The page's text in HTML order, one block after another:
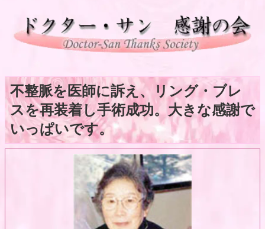
不整脈を医師に訴え、リング・ブレ
スを再装着し手術成功。大きな感謝で
いっぱいです。